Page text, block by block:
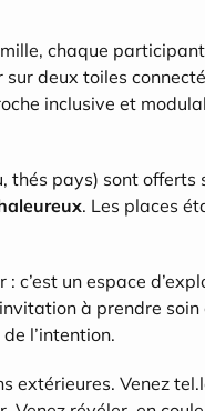
chaque
deux toiles
inclusive et
thés pays) sont offerts
. Les places
c’est un espace
à prendre soin
l’intention.
extérieures. Venez